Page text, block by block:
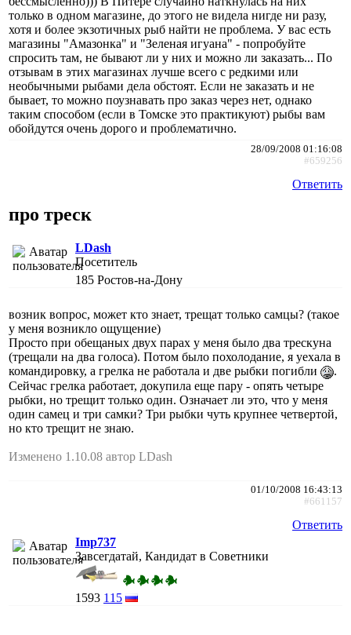
только в одном магазине, до этого не видела нигде ни разу,
хотя и более экзотичных рыб найти не проблема. У вас есть
магазины "Амазонка" и "Зеленая игуана" - попробуйте
спросить там, не бывают ли у них и можно ли заказать... По
отзывам в этих магазинах лучше всего с редкими или
необычными рыбами дела обстоят. Если не заказать и не
бывает, то можно поузнавать про заказ через нет, однако
таким способом (если в Томске это практикуют) рыбы вам
обойдутся очень дорого и проблематично.
28/09/2008 01:16:08
#659256
Ответить
про треск
LDash
Посетитель
185 Ростов-на-Дону
возник вопрос, может кто знает, трещат только самцы? (такое
у меня возникло ощущение)
Просто при обещаных двух парах у меня было два трескуна
(трещали на два голоса). Потом было похолодание, я уехала в
командировку, а грелка не работала и две рыбки погибли
.
Сейчас грелка работает, докупила еще пару - опять четыре
рыбки, но трещит только один. Означает ли это, что у меня
один самец и три самки? Три рыбки чуть крупнее четвертой,
но кто трещит не знаю.
Изменено 1.10.08 автор LDash
01/10/2008 16:43:13
#661157
Ответить
Imp737
Завсегдатай, Кандидат в Советники
1593 115